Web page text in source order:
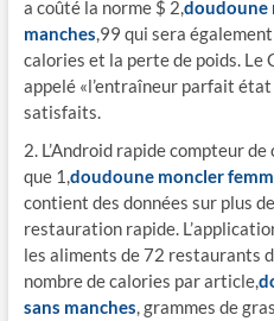
a coûté la norme $ 2,doudoune
manches,99 qui sera
calories et la perte de poids. Le
appelé «l’entraîneur parfait
satisfaits.
2. L’Android rapide compteur
que 1,doudoune moncler
contient des données sur plus
restauration rapide.
les aliments de 72 restaurants
nombre de calories par article,
sans manches, grammes de